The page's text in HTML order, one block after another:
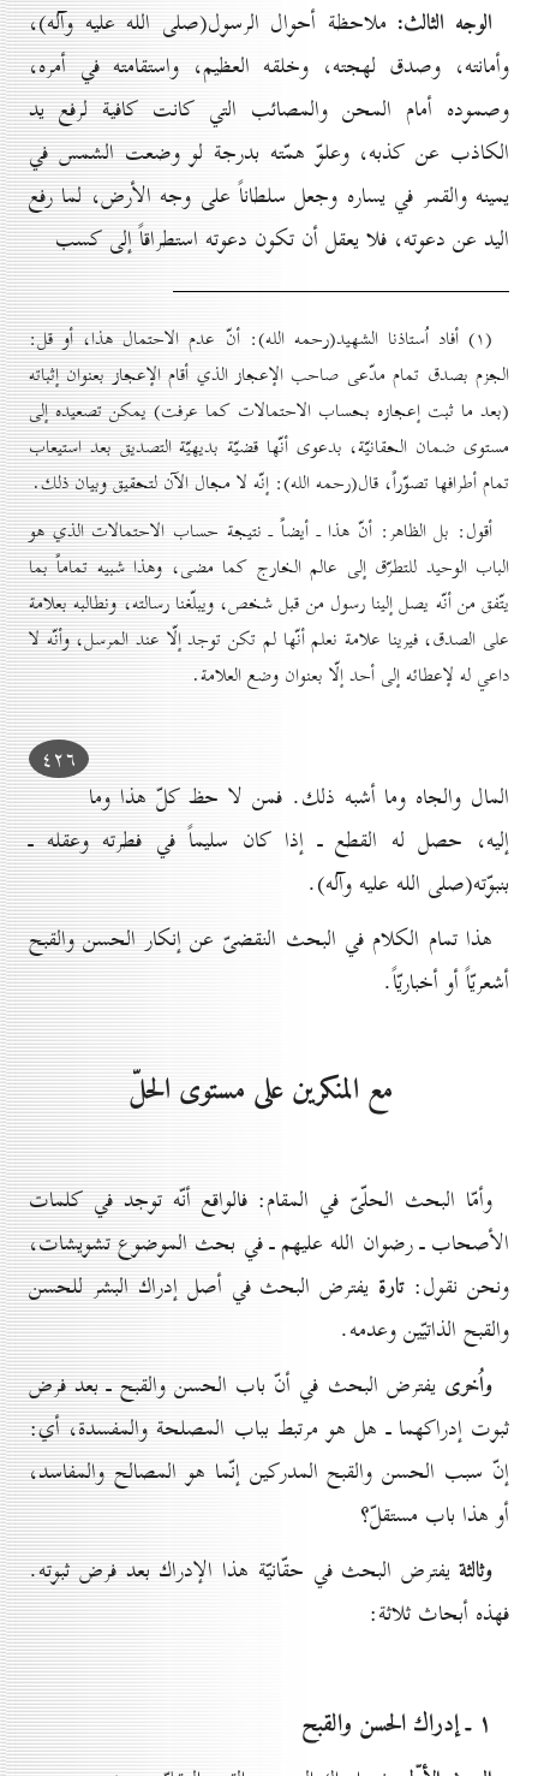
الوجه الثالث: ملاحظة أحوال الرسول(صلى الله عليه وآله)،
وأمانته، وصدق لهجته، وخلقه العظيم، واستقامته في أمره،
وصموده أمام المحن والمصائب التي كانت كافية لرفع يد
الكاذب عن كذبه، وعلوّ همّته بدرجة لو وضعت الشمس في
يمينه والقمر في يساره وجعل سلطاناً على وجه الأرض، لما رفع
اليد عن دعوته، فلا يعقل أن تكون دعوته استطراقاً إلى كسب
(۱) أفاد اُستاذنا الشهيد(رحمه الله): أنّ عدم الاحتمال هذا، أو قل:
الجزم بصدق تمام مدّعى صاحب الإعجاز الذي أقام الإعجاز بعنوان إثباته
(بعد ما ثبت إعجازه بحساب الاحتمالات كما عرفت) يمكن تصعيده إلى
مستوى ضمان الحقانيّة، بدعوى أنّها قضيّة بديهيّة التصديق بعد استيعاب
تمام أطرافها تصوّراً، قال(رحمه الله): إنّه لا مجال الآن لتحقيق وبيان ذلك.
أقول: بل الظاهر: أنّ هذا ـ أيضاً ـ نتيجة حساب الاحتمالات الذي هو
الباب الوحيد للتطرّق إلى عالم الخارج كما مضى، وهذا شبيه تماماً بما
يتّفق من أنّه يصل إلينا رسول من قبل شخص، ويبلّغنا رسالته، ونطالبه بعلامة
على الصدق، فيرينا علامة نعلم أنّها لم تكن توجد إلّا عند المرسل، وأنّه لا
داعي له لإعطائه إلى أحد إلّا بعنوان وضع العلامة.
٤۲٦
المال والجاه وما أشبه ذلك. فمن لا حظ كلّ هذا وما
إليه، حصل له القطع ـ إذا كان سليماً في فطرته وعقله ـ
بنبوّته(صلى الله عليه وآله).
هذا تمام الكلام في البحث النقضىّ عن إنكار الحسن والقبح
أشعريّاً أو أخباريّاً.
مع المنكرين على مستوى الحلّ
وأمّا البحث الحلّىّ في المقام: فالواقع أنّه توجد في كلمات
الأصحاب ـ رضوان الله عليهم ـ في بحث الموضوع تشويشات،
ونحن نقول:تارة يفترض البحث في أصل إدراك البشر للحسن
والقبح الذاتيّين وعدمه.
واُخرى يفترض البحث في أنّ باب الحسن والقبح ـ بعد فرض
ثبوت إدراكهما ـ هل هو مرتبط بباب المصلحة والمفسدة، أي:
إنّ سبب الحسن والقبح المدركين إنّما هو المصالح والمفاسد،
أو هذا باب مستقلّ؟
وثالثة يفترض البحث في حقّانيّة هذا الإدراك بعد فرض ثبوته.
فهذه أبحاث ثلاثة:
۱ ـ إدراك الحسن والقبح